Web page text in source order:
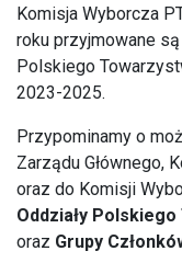
Komisja Wyborcza
roku przyjmowane
Polskiego
2023-2025.
Przypominamy o
Zarządu Głównego,
oraz do Komisji
Oddziały
oraz Grupy